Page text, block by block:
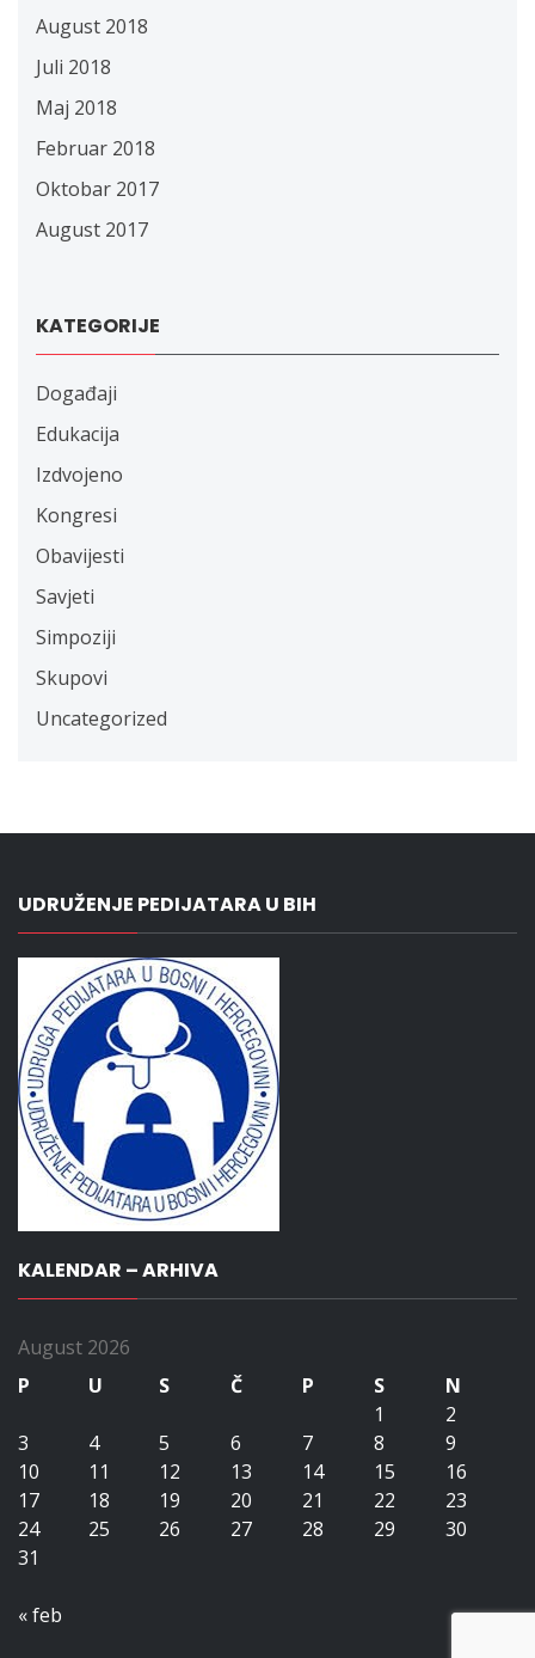
August 2018
Juli 2018
Maj 2018
Februar 2018
Oktobar 2017
August 2017
KATEGORIJE
Događaji
Edukacija
Izdvojeno
Kongresi
Obavijesti
Savjeti
Simpoziji
Skupovi
Uncategorized
UDRUŽENJE PEDIJATARA U BIH
KALENDAR – ARHIVA
August 2026
P
U S Č P S
N
1
2
3
4 5 6 7 8
9
10
11 12 13 14 15
16
17
18 19 20 21 22
23
24
25 26 27 28 29
30
31
« feb